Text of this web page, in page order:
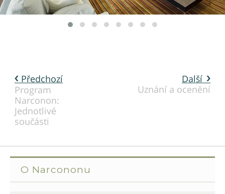
Další
Uznání a ocenění
Předchozí
Program
Narconon:
Jednotlivé
součásti
O Narcononu